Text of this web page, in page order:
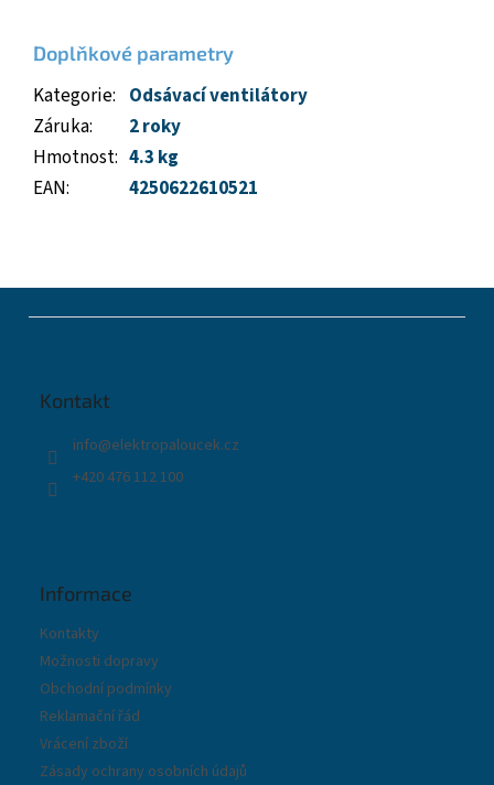
Doplňkové parametry
Kategorie: Odsávací ventilátory
Záruka:
2 roky
Hmotnost: 4.3 kg
EAN: 4250622610521
Kontakt
info@elektropaloucek.cz
+420 476 112 100
Informace
Kontakty
Možnosti dopravy
Obchodní podmínky
Reklamační řád
Vrácení zboží
Zásady ochrany osobních údajů